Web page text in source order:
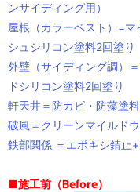
ンサイディング用）
屋根（カラーベスト）=
シュシリコン塗料2回塗り
外壁（サイディング調）
ドシリコン塗料2回塗り
軒天井＝防カビ・防藻塗
破風＝クリーンマイルド
鉄部関係 ＝エポキシ錆止
■施工前（Before）